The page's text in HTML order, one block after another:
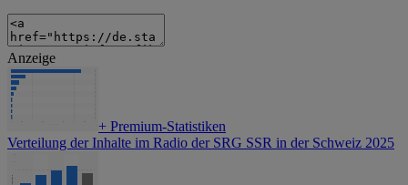
Anzeige
+ Premium-Statistiken
Verteilung der Inhalte im Radio der SRG SSR in der Schweiz 2025